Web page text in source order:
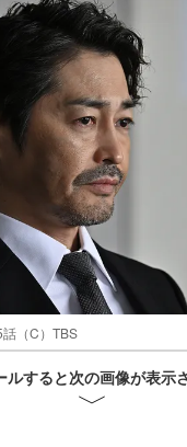
（C）TBS
ルすると次の画像が表示